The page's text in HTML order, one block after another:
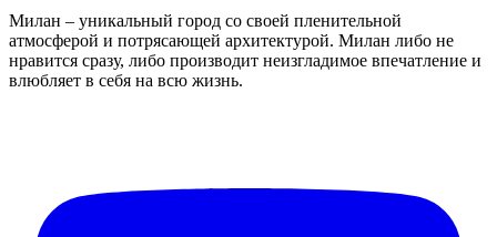
Милан – уникальный город со своей пленительной
атмосферой и потрясающей архитектурой. Милан либо не
нравится сразу, либо производит неизгладимое впечатление и
влюбляет в себя на всю жизнь.